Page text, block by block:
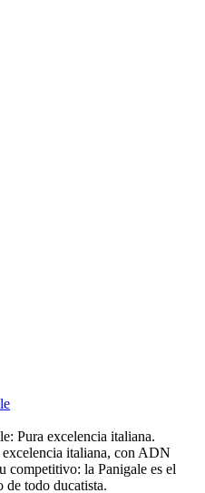
Pura excelencia italiana.
italiana, con ADN
competitivo: la Panigale es el
de todo ducatista.